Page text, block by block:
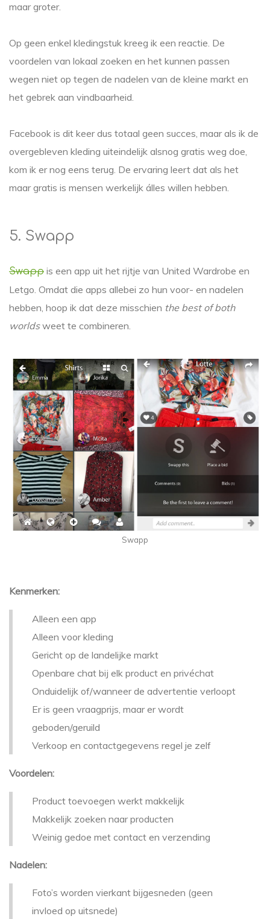
maar groter.
Op geen enkel kledingstuk kreeg ik een reactie. De
voordelen van lokaal zoeken en het kunnen passen
wegen niet op tegen de nadelen van de kleine markt en
het gebrek aan vindbaarheid.
Facebook is dit keer dus totaal geen succes, maar als ik de
overgebleven kleding uiteindelijk alsnog gratis weg doe,
kom ik er nog eens terug. De ervaring leert dat als het
maar gratis is mensen werkelijk álles willen hebben.
5. Swapp
Swapp is een app uit het rijtje van United Wardrobe en
Letgo. Omdat die apps allebei zo hun voor- en nadelen
hebben, hoop ik dat deze misschien the best of both
worldsweet te combineren.
Swapp
Kenmerken:
Alleen een app
Alleen voor kleding
Gericht op de landelijke markt
Openbare chat bij elk product en privéchat
Onduidelijk of/wanneer de advertentie verloopt
Er is geen vraagprijs, maar er wordt
geboden/geruild
Verkoop en contactgegevens regel je zelf
Voordelen:
Product toevoegen werkt makkelijk
Makkelijk zoeken naar producten
Weinig gedoe met contact en verzending
Nadelen:
Foto’s worden vierkant bijgesneden (geen
invloed op uitsnede)